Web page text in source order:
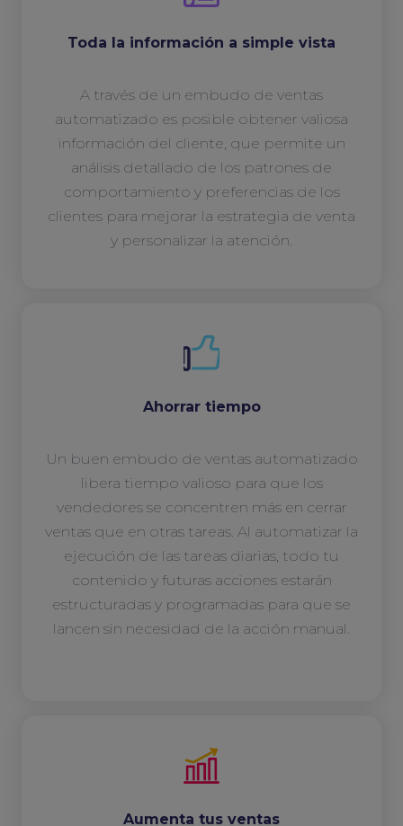
Toda la información a simple vista
A través de un embudo de ventas
automatizado es posible obtener valiosa
información del cliente, que permite un
análisis detallado de los patrones de
comportamiento y preferencias de los
clientes para mejorar la estrategia de venta
y personalizar la atención.
Ahorrar tiempo
Un buen embudo de ventas automatizado
libera tiempo valioso para que los
vendedores se concentren más en cerrar
ventas que en otras tareas. Al automatizar la
ejecución de las tareas diarias, todo tu
contenido y futuras acciones estarán
estructuradas y programadas para que se
lancen sin necesidad de la acción manual.
Aumenta tus ventas